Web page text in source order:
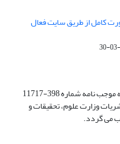
کامل از طریق سایت فعال
فصلنامه پژوهش های نوین حقوق اداری به موجب نامه شماره 398-11717
نشریات وزارت علوم، تحقیقات و
می گردد.